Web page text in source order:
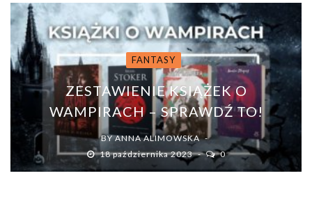
FANTASY
ZESTAWIENIE KSIĄŻEK O
WAMPIRACH – SPRAWDŹ TO!
BYANNA ALIMOWSKA
18 października 2023
0